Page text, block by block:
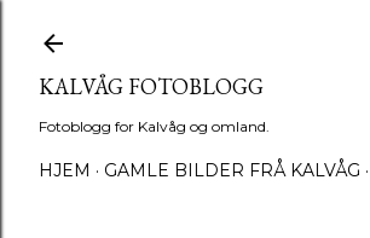
KALVÅG FOTOBLOGG
Fotoblogg for Kalvåg og omland.
HJEM GAMLE BILDER FRÅ KALVÅG